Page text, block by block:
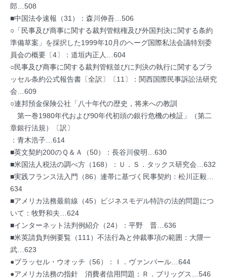
郎…508
■中国法令速報（31）：森川伸吾…506
○「民事及び商事に関する裁判管轄権及び外国判決に関する条約
準備草案」を採択した1999年10月のヘーグ国際私法会議特別委
員会の概要〔4〕：道垣内正人…604
○民事及び商事に関する裁判管轄並びに判決の執行に関するブラ
ッセル条約公式報告書〔全訳〕〔11〕：関西国際民事訴訟法研究
会…609
○連邦預金保険公社「八十年代の歴史，将来への教訓
第一巻1980年代および90年代初頭の銀行危機の検証」（第二
章銀行法規）〔訳〕
：青木浩子…614
■英文契約200のＱ＆Ａ（50）：長谷川俊明…630
■米国法人税法の調べ方（168）：Ｕ．Ｓ．タックス研究会…632
■実践フランス法入門（86）連帯に基づく民事契約：松川正毅…
634
■アメリカ法務最前線（45）ビジネスモデル特許の法的問題につ
いて：牧野和夫…624
■インターネット法判例紹介（24）：平野 晋…636
■米英請負判例要覧（111）不法行為と仲裁事項の範囲：大隈一
武…623
●ブラッセル・ウオッチ（56）：Ｉ．ヴァンバール…644
●アメリカ法務の指針 消費者信用問題：Ｒ．ブリッグス…546